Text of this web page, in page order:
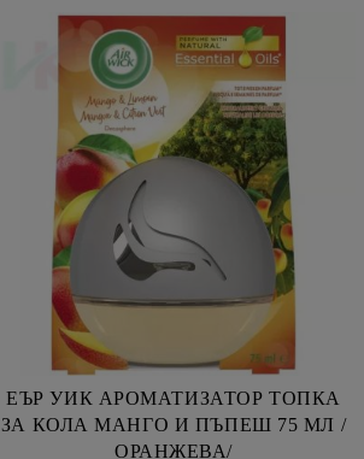
ЕЪР УИК АРОМАТИЗАТОР ТОПКА
ЗА КОЛА МАНГО И ПЪПЕШ 75 МЛ /
ОРАНЖЕВА/